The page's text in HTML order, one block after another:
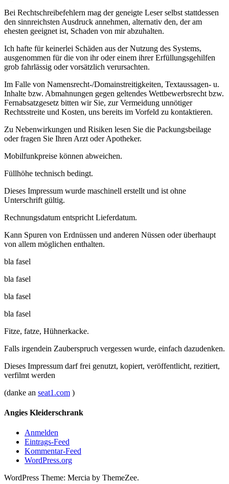
Bei Rechtschreibefehlern mag der geneigte Leser selbst stattdessen
den sinnreichsten Ausdruck annehmen, alternativ den, der am
ehesten geeignet ist, Schaden von mir abzuhalten.
Ich hafte für keinerlei Schäden aus der Nutzung des Systems,
ausgenommen für die von ihr oder einem ihrer Erfüllungsgehilfen
grob fahrlässig oder vorsätzlich verursachten.
Im Falle von Namensrecht-/Domainstreitigkeiten, Textaussagen- u.
Inhalte bzw. Abmahnungen gegen geltendes Wettbewerbsrecht bzw.
Fernabsatzgesetz bitten wir Sie, zur Vermeidung unnötiger
Rechtsstreite und Kosten, uns bereits im Vorfeld zu kontaktieren.
Zu Nebenwirkungen und Risiken lesen Sie die Packungsbeilage
oder fragen Sie Ihren Arzt oder Apotheker.
Mobilfunkpreise können abweichen.
Füllhöhe technisch bedingt.
Dieses Impressum wurde maschinell erstellt und ist ohne
Unterschrift gültig.
Rechnungsdatum entspricht Lieferdatum.
Kann Spuren von Erdnüssen und anderen Nüssen oder überhaupt
von allem möglichen enthalten.
bla fasel
bla fasel
bla fasel
bla fasel
Fitze, fatze, Hühnerkacke.
Falls irgendein Zauberspruch vergessen wurde, einfach dazudenken.
Dieses Impressum darf frei genutzt, kopiert, veröffentlicht, rezitiert,
verfilmt werden
(danke an seat1.com )
Angies Kleiderschrank
Anmelden
Eintrags-Feed
Kommentar-Feed
WordPress.org
WordPress Theme: Mercia by ThemeZee.